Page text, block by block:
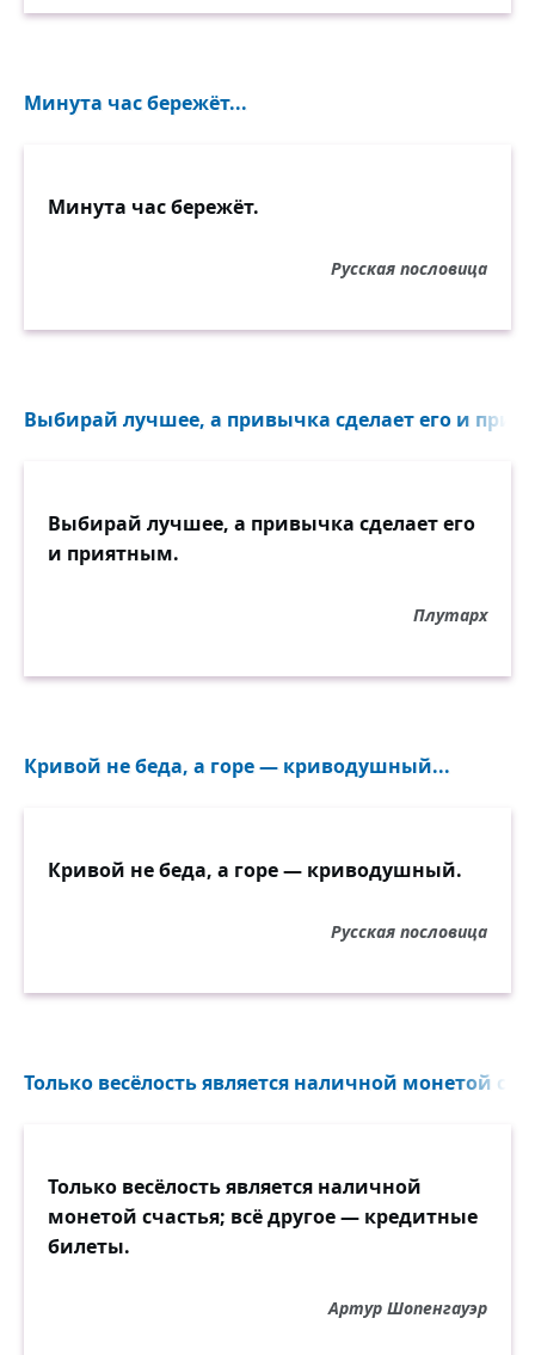
Минута час бережёт...
Минута час бережёт.
Русская пословица
Выбирай лучшее, а привычка сделает его и
Выбирай лучшее, а привычка сделает его
и приятным.
Плутарх
Кривой не беда, а горе — криводушный...
Кривой не беда, а горе — криводушный.
Русская пословица
Только весёлость является наличной монетой
Только весёлость является наличной
монетой счастья; всё другое — кредитные
билеты.
Артур Шопенгауэр